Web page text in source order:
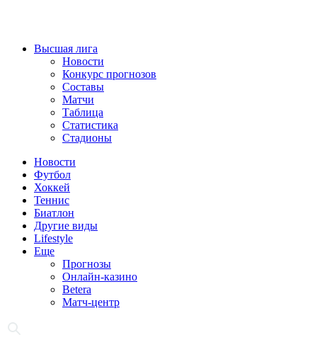
Высшая лига
Новости
Конкурс прогнозов
Составы
Матчи
Таблица
Статистика
Стадионы
Новости
Футбол
Хоккей
Теннис
Биатлон
Другие виды
Lifestyle
Еще
Прогнозы
Онлайн-казино
Betera
Матч-центр